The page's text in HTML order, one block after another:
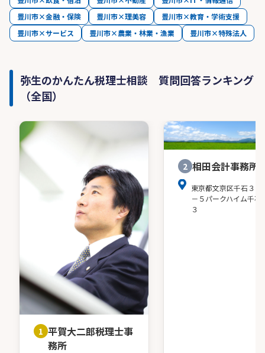
豊川市×金融・保険
豊川市×理美容
豊川市×教育・学術支援
豊川市×サービス
豊川市×農業・林業・漁業 豊川市×特殊法人
弥生のかんたん税理士相談 質問回答ランキング
（全国）
1 平賀大二郎税理士事
務所
2 相田会計事務所
東京都文京区千石３－
－５パークハイム千石
３